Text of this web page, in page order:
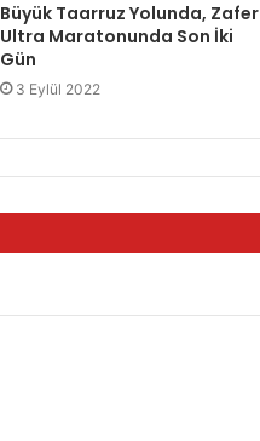
Büyük Taarruz Yolunda, Zafer
Ultra Maratonunda Son İki
Gün
3 Eylül 2022